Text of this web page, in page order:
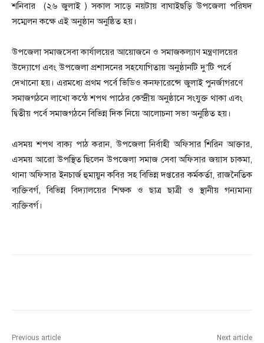
শনিবার (২৬ জুলাই ) সকাল সাড়ে নয়টায় বাঘাইছড়ি উপজেলা পরিষদ
সম্মেলন কক্ষে এই অনুষ্ঠান অনুষ্ঠিত হয়।
উপজেলা সমাজসেবা কার্যালয়ের আয়োজনে ও সমাজকল্যাণ মন্ত্রণালয়ের
উদ্যোগে এবং উপজেলা প্রশাসনের সহযোগিতায় অনুষ্ঠানটি দু’টি পর্বে
দেখানো হয়। এরমধ্যে প্রথম পর্বে ভিডিও কনফারেন্সে জুলাই পুনর্জাগরণে
সমাজগঠনে লাখো কন্ঠে শপথ পাঠের কেন্দ্রীয় অনুষ্ঠানে সংযুক্ত থাকা এবং
দ্বিতীয় পর্বে সমাজগঠনে বিভিন্ন দিক নিয়ে আলোচনা সভা অনুষ্ঠিত হয়।
এসময় শপথ বাক্য পাঠ করান, উপজেলা নির্বাহী অফিসার শিরিন আক্তার,
এসময় আরো উপস্থিত ছিলেন উপজেলা সমাজ সেবা অফিসার জয়াস চাকমা,
থানা অফিসার ইনচার্জ হুমায়ুন কবির সহ বিভিন্ন দপ্তরের কর্মকর্তা, রাজনৈতিক
ব্যক্তিবর্গ, বিভিন্ন বিদ্যালয়ের শিক্ষক ও ছাত্র ছাত্রী ও স্থানীয় গন্যমান্য
ব্যক্তিবর্গ।
Previous article Next article